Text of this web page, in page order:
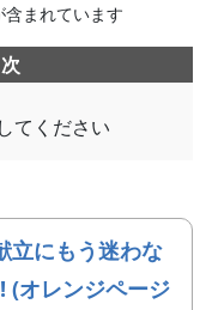
まれています
てください
立にもう迷わな
(オレンジページ